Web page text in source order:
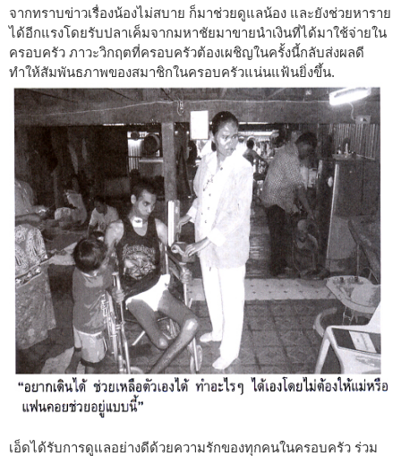
จากทราบข่าวเรื่องน้องไม่สบาย ก็มาช่วยดูแลน้อง และยังช่วยหาราย
ได้อีกแรงโดยรับปลาเค็มจากมหาชัยมาขายนำเงินที่ได้มาใช้จ่ายใน
ครอบครัว ภาวะวิกฤตที่ครอบครัวต้องเผชิญในครั้งนี้กลับส่งผลดี
ทำให้สัมพันธภาพของสมาชิกในครอบครัวแน่นแฟ้นยิ่งขึ้น.
เอ็ดได้รับการดูแลอย่างดีด้วยความรักของทุกคนในครอบครัว ร่วม